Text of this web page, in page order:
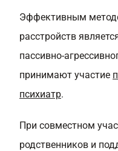
Эффективным
расстройств
пассивно-
принимают участие
психиатр.
При совместном
родственников и